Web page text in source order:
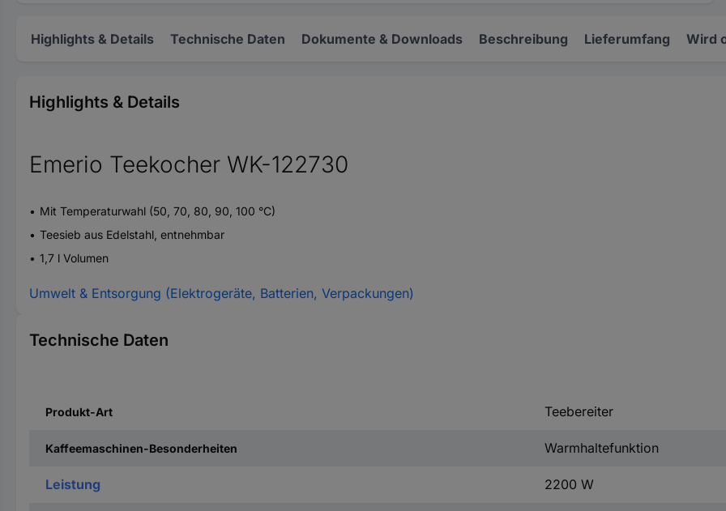
Highlights & Details Technische Daten Dokumente & Downloads Beschreibung Lieferumfang Wird
Highlights & Details
Emerio Teekocher WK-122730
Mit Temperaturwahl (50, 70, 80, 90, 100 °C)
Teesieb aus Edelstahl, entnehmbar
1,7 l Volumen
Umwelt & Entsorgung (Elektrogeräte, Batterien, Verpackungen)
Technische Daten
Produkt-Art Teebereiter
Kaffeemaschinen-Besonderheiten Warmhaltefunktion
Leistung 2200 W